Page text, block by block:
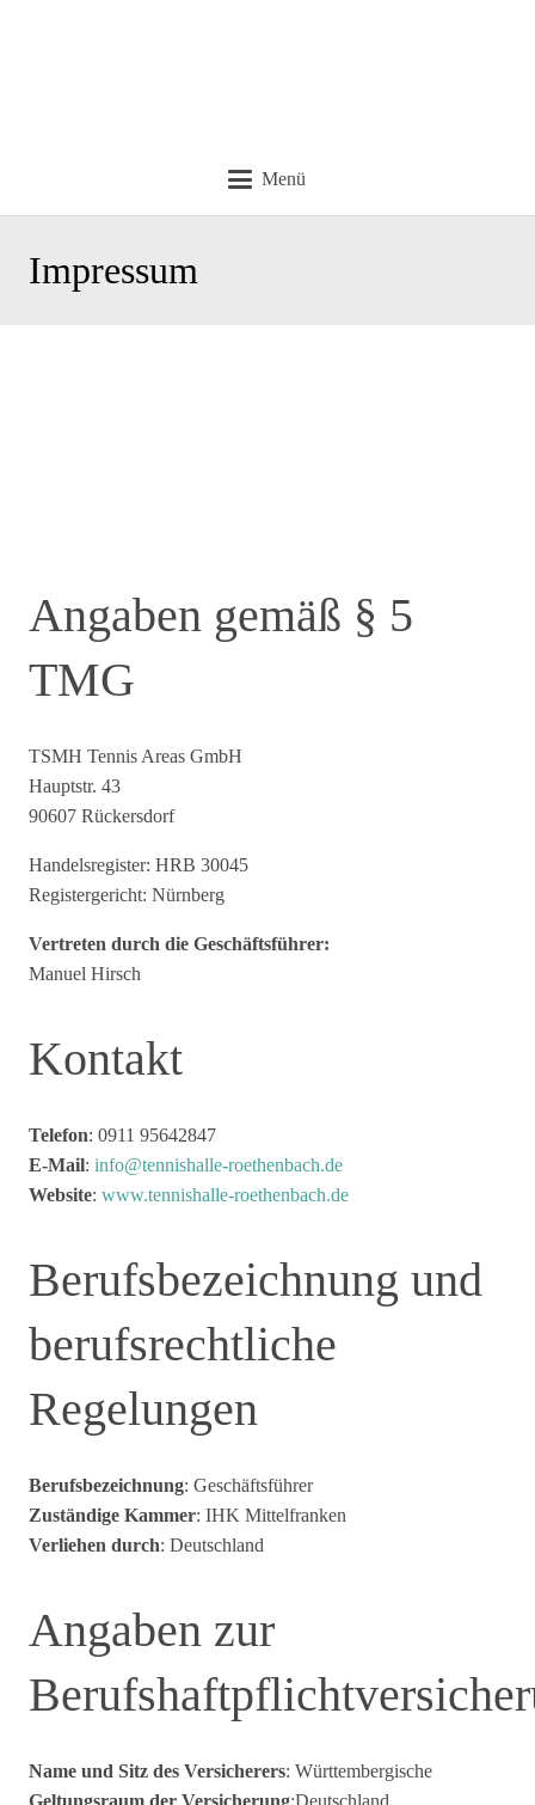
Menü
Impressum
Angaben gemäß § 5
TMG
TSMH Tennis Areas GmbH
Hauptstr. 43
90607 Rückersdorf
Handelsregister: HRB 30045
Registergericht: Nürnberg
Vertreten durch die Geschäftsführer:
Manuel Hirsch
Kontakt
Telefon: 0911 95642847
E-Mail: info@tennishalle-roethenbach.de
Website: www.tennishalle-roethenbach.de
Berufsbezeichnung und
berufsrechtliche
Regelungen
Berufsbezeichnung: Geschäftsführer
Zuständige Kammer: IHK Mittelfranken
Verliehen durch: Deutschland
Angaben zur
Name und Sitz des Versicherers: Württembergische
Geltungsraum der Versicherung:Deutschland